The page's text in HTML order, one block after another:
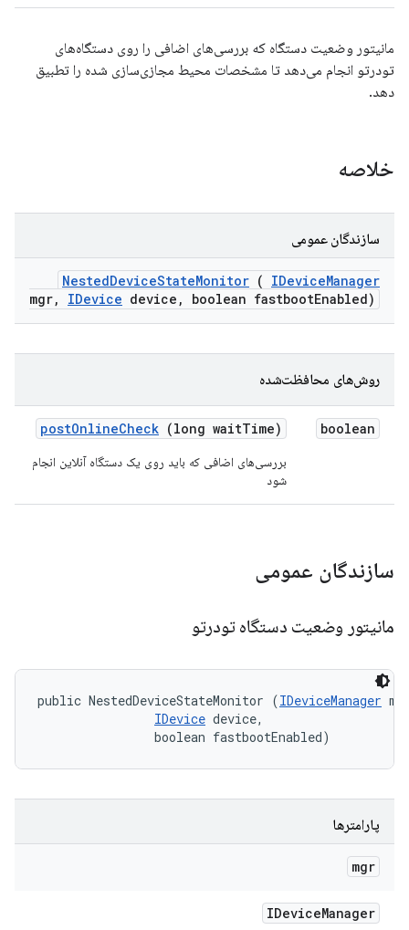
مانیتور وضعیت دستگاه که بررسی‌های اضافی را روی دستگاه‌های
تودرتو انجام می‌دهد تا مشخصات محیط مجازی‌سازی شده را تطبیق
دهد.
خلاصه
سازندگان عمومی
NestedDeviceStateMonitor ( IDeviceManager
mgr, IDevice device , boolean fastbootEnabled)
روش‌های محافظت‌شده
boolean
postOnlineCheck (long waitTime)
بررسی‌های اضافی که باید روی یک دستگاه آنلاین انجام
شود
سازندگان عمومی
مانیتور وضعیت دستگاه تودرتو
public NestedDeviceStateMonitor (IDeviceManager
IDevice device,
                boolean fastbootEnabled)
پارامترها
mgr
IDeviceManager